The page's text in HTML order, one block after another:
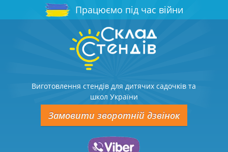
Працюємо під час війни
Виготовлення стендів для дитячих садочків та
школ України
Замовити зворотній дзвінок